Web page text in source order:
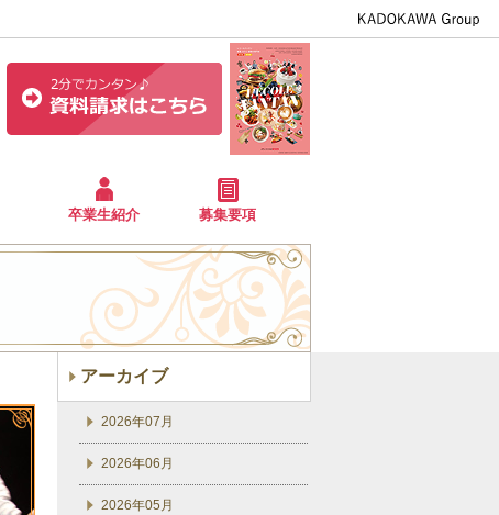
卒業生紹介 募集要項
アーカイブ
2026年07月
2026年06月
2026年05月